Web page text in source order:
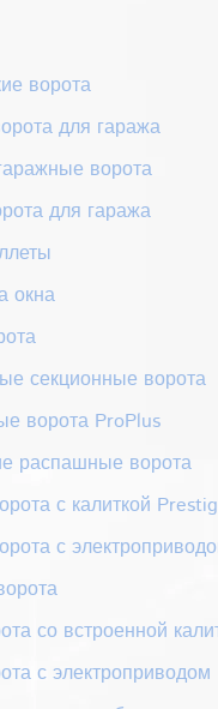
ворота
для гаража
ворота
для гаража
окна
секционные ворота
ворота ProPlus
распашные ворота
с калиткой
с
со встроенной
с электроприводом